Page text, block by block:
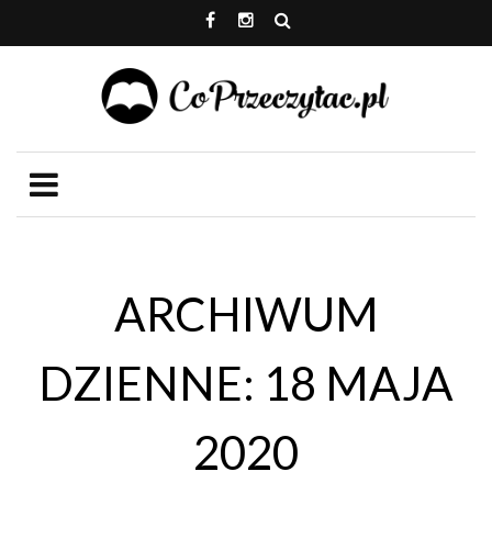
ARCHIWUM
DZIENNE: 18 MAJA
2020